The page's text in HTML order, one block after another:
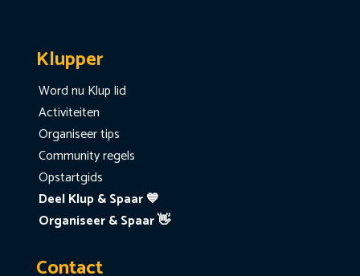
Klupper
Word nu Klup lid
Activiteiten
Organiseer tips
Community regels
Opstartgids
Deel Klup & Spaar 💙
Organiseer & Spaar 👋
Contact